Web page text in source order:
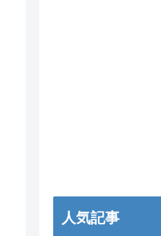
人気記事